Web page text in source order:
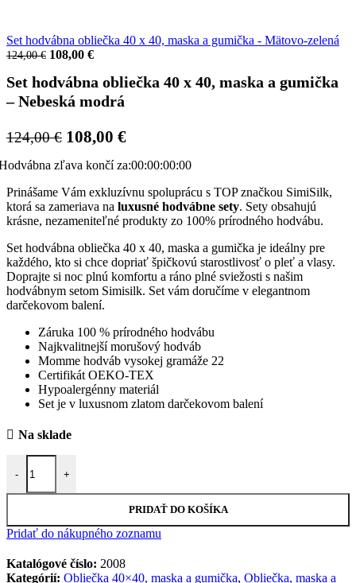
Set hodvábna obliečka 40 x 40, maska a gumička - Mätovo-zelená
124,00€ Pôvodná
bola:
124,00 €.
108,00 €Aktuálna
je:
108,00 €.
Set hodvábna obliečka 40 x 40, maska a gumička
– Nebeská modrá
124,00€ Pôvodná
bola:
124,00 €.
108,00 €Aktuálna
je:
108,00 €.
zľava končí za:00:00:00:00
Prinášame Vám exkluzívnu spoluprácu s TOP značkou SimiSilk,
ktorá sa zameriava na luxusné hodvábne sety. Sety obsahujú
krásne, nezameniteľné produkty zo 100% prírodného hodvábu.
Set hodvábna obliečka 40 x 40, maska a gumička je ideálny pre
každého, kto si chce dopriať špičkovú starostlivosť o pleť a vlasy.
Doprajte si noc plnú komfortu a ráno plné sviežosti s našim
hodvábnym setom Simisilk. Set vám doručíme v elegantnom
darčekovom balení.
Záruka 100 % prírodného hodvábu
Najkvalitnejší morušový hodváb
Momme hodváb vysokej gramáže 22
Certifikát OEKO-TEX
Hypoalergénny materiál
Set je v luxusnom zlatom darčekovom balení
Na sklade
-
množstvo Set hodvábna obliečka 40 x 40, maska a gumička -
+
PRIDAŤ DO KOŠÍKA
Pridať do nákupného zoznamu
Katalógové číslo: 2008
Kategórií: Obliečka 40×40, maska a gumička, Obliečka, maska a